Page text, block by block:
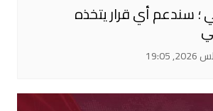
؛ سندعم أي قرار يتخذه